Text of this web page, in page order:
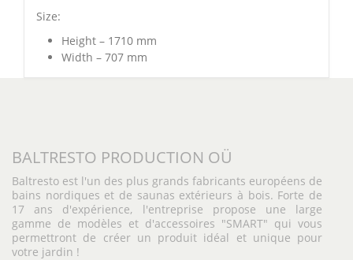
Size:
Height – 1710 mm
Width – 707 mm
BALTRESTO PRODUCTION OÜ
Baltresto est l'un des plus grands fabricants européens de
bains nordiques et de saunas extérieurs à bois. Forte de
17 ans d'expérience, l'entreprise propose une large
gamme de modèles et d'accessoires "SMART" qui vous
permettront de créer un produit idéal et unique pour
votre jardin !